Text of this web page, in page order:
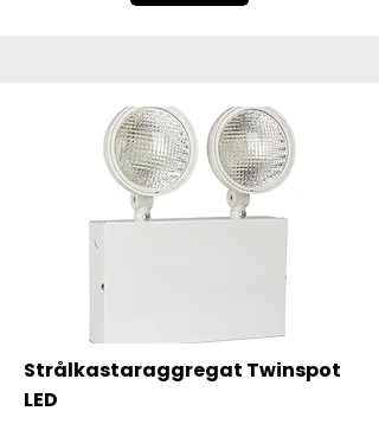
Strålkastaraggregat Twinspot
LED